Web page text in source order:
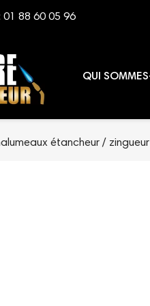
01 88 60 05 96
QUI
étancheur /